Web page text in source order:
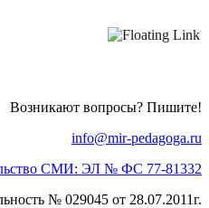
Возникают вопросы? Пишите!
info@mir-pedagoga.ru
СМИ: ЭЛ № ФС 77-81332
№ 029045 от 28.07.2011г.